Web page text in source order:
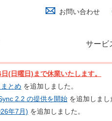
お問い合わせ
サービ
(日曜日)まで休業いたします。
とめ を追加しました。
2.2 の提供を開始 を追加しまし
年7月) を追加しました。